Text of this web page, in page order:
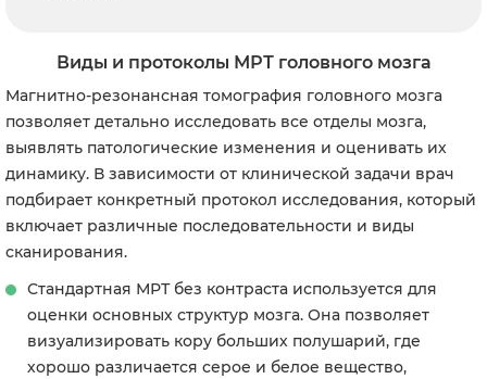
Виды и протоколы МРТ головного мозга
Магнитно-резонансная томография головного мозга
позволяет детально исследовать все отделы мозга,
выявлять патологические изменения и оценивать их
динамику. В зависимости от клинической задачи врач
подбирает конкретный протокол исследования, который
включает различные последовательности и виды
сканирования.
Стандартная МРТ без контраста используется для
оценки основных структур мозга. Она позволяет
визуализировать кору больших полушарий, где
хорошо различается серое и белое вещество,